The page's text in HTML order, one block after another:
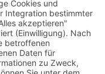
Häuser zerstört. Durch
viel Hilfe geleistet
Staat wurden von
und andere
indische Staat
So konnten